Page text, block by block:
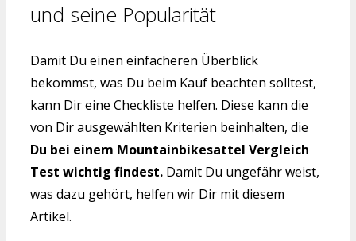
und seine Popularität
Damit Du einen einfacheren Überblick
bekommst, was Du beim Kauf beachten solltest,
kann Dir eine Checkliste helfen. Diese kann die
von Dir ausgewählten Kriterien beinhalten, die
Du bei einem Mountainbikesattel Vergleich
Test wichtig findest. Damit Du ungefähr weist,
was dazu gehört, helfen wir Dir mit diesem
Artikel.